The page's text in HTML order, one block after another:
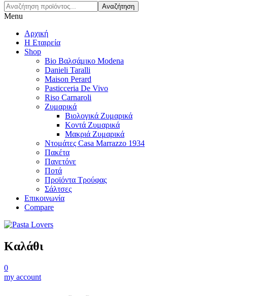
Αναζήτηση
Menu
Αρχική
Η Εταιρεία
Shop
Bio Βαλσάμικο Modena
Danieli Taralli
Maison Perard
Pasticceria De Vivo
Riso Carnaroli
Ζυμαρικά
Βιολογικά Ζυμαρικά
Κοντά Ζυμαρικά
Μακριά Ζυμαρικά
Ντομάτες Casa Marrazzo 1934
Πακέτα
Πανετόνε
Ποτά
Προϊόντα Τρούφας
Σάλτσες
Επικοινωνία
Compare
Καλάθι
0
my account